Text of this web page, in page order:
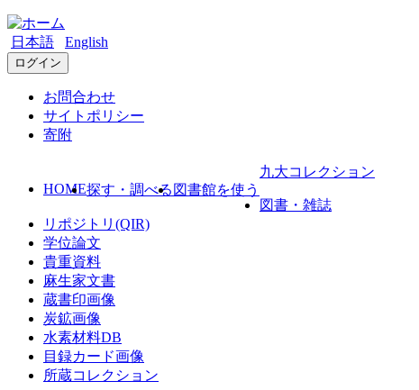
日本語 English
ログイン
お問合わせ
サイトポリシー
寄附
HOME探す・調べる 図書館を使う
九大コレクション
図書・雑誌
リポジトリ(QIR)
学位論文
貴重資料
麻生家文書
蔵書印画像
炭鉱画像
水素材料DB
目録カード画像
所蔵コレクション